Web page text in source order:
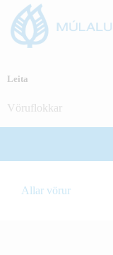
Vöruflokkar
Allar vörur